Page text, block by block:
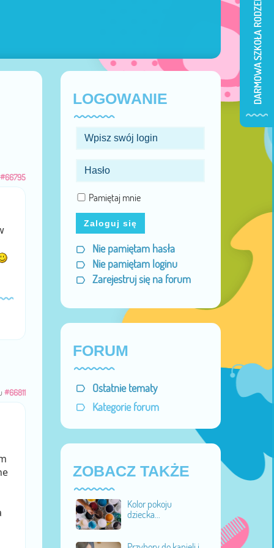
#66795
#66811
LOGOWANIE
Pamiętaj mnie
Zaloguj się
Nie pamiętam hasła
Nie pamiętam loginu
Zarejestruj się na forum
FORUM
Ostatnie tematy
Kategorie forum
ZOBACZ TAKŻE
Kolor pokoju
dziecka...